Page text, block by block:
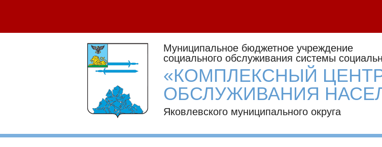
Муниципальное бюджетное учреждение
социального обслуживания системы
«КОМПЛЕКСНЫЙ
ОБСЛУЖИВАНИЯ
Яковлевского муниципального округа